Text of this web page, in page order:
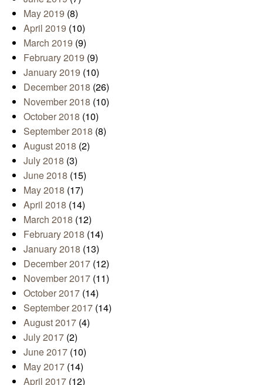
May 2019 (8)
April 2019 (10)
March 2019 (9)
February 2019 (9)
January 2019 (10)
December 2018 (26)
November 2018 (10)
October 2018 (10)
September 2018 (8)
August 2018 (2)
July 2018 (3)
June 2018 (15)
May 2018 (17)
April 2018 (14)
March 2018 (12)
February 2018 (14)
January 2018 (13)
December 2017 (12)
November 2017 (11)
October 2017 (14)
September 2017 (14)
August 2017 (4)
July 2017 (2)
June 2017 (10)
May 2017 (14)
April 2017 (12)